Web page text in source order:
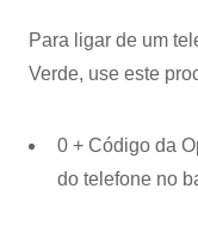
Para ligar de um
Verde, use este
0 + Código da
do telefone no